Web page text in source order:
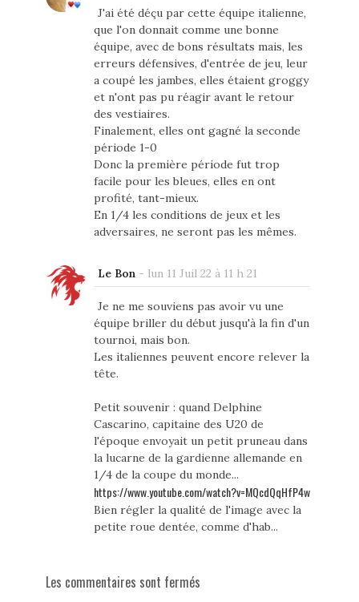
J'ai été déçu par cette équipe italienne,
que l'on donnait comme une bonne
équipe, avec de bons résultats mais, les
erreurs défensives, d'entrée de jeu, leur
a coupé les jambes, elles étaient groggy
et n'ont pas pu réagir avant le retour
des vestiaires.
Finalement, elles ont gagné la seconde
période 1-0
Donc la première période fut trop
facile pour les bleues, elles en ont
profité, tant-mieux.
En 1/4 les conditions de jeux et les
adversaires, ne seront pas les mêmes.
Le Bon- lun 11 Juil 22 à 11 h 21
Je ne me souviens pas avoir vu une
équipe briller du début jusqu'à la fin d'un
tournoi, mais bon.
Les italiennes peuvent encore relever la
tête.
Petit souvenir : quand Delphine
Cascarino, capitaine des U20 de
l'époque envoyait un petit pruneau dans
la lucarne de la gardienne allemande en
1/4 de la coupe du monde...
https://www.youtube.com/watch?v=MQcdQqHfP4w
Bien régler la qualité de l'image avec la
petite roue dentée, comme d'hab...
Les commentaires sont fermés